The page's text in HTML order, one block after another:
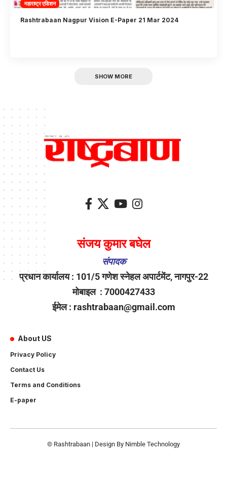
महाराष्ट्र एडिशन
Rashtrabaan Nagpur Vision E-Paper 21 Mar 2024
SHOW MORE
संजय कुमार बघेल
संपादक
प्रधान कार्यालय : 101/5 गणेश स्नेहल अपार्टमेंट, नागपुर-22
मोबाइल : 7000427433
ईमेल : rashtrabaan@gmail.com
About US
Privacy Policy
Contact Us
Terms and Conditions
E-paper
© Rashtrabaan | Design By Nimble Technology